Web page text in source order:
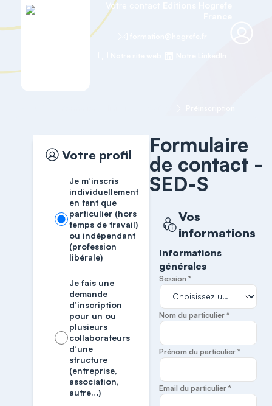
Votre contact
Votre profil
Je m’inscris
individuellement
en tant que
particulier (hors
temps de travail)
ou indépendant
(profession
libérale)
Je fais une
demande
d’inscription
pour un ou
plusieurs
collaborateurs
d’une
structure
(entreprise,
association,
autre…)
Formulaire
de contact -
SED-S
Vos
informations
Informations
générales
Session *
Nom du particulier *
Prénom du particulier *
Email du particulier *